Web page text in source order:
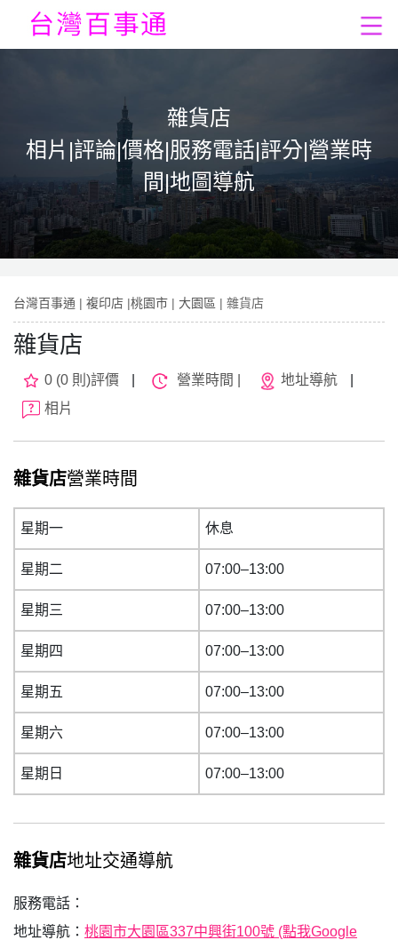
雜貨店
相片|評論|價格|服務電話|評分|營業時
間|地圖導航
台灣百事通 | 複印店 |桃園市 | 大園區 | 雜貨店
雜貨店
0 (0 則)評價 營業時間 | 地址導航
相片
雜貨店營業時間
星期一 休息
星期二 07:00–13:00
星期三 07:00–13:00
星期四 07:00–13:00
星期五 07:00–13:00
星期六 07:00–13:00
星期日 07:00–13:00
雜貨店地址交通導航
服務電話：
地址導航： 桃園市大園區337中興街100號 (點我Google